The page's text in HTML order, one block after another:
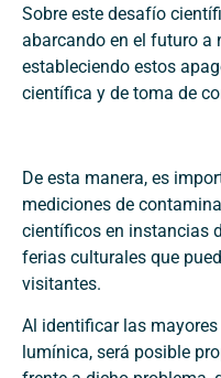
Sobre este desafío
abarcando en el futuro a
estableciendo estos
científica y de toma de
De esta manera, es
mediciones de
científicos en instancias
ferias culturales que
visitantes.
Al identificar las
lumínica, será posible